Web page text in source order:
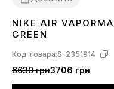
41
NIKE AIR
GREEN
Код товара:S-2351914
6630 грн3706 грн